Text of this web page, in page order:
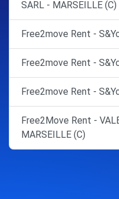
SARL - MARSEILLE (C)
Free2move Rent -
Free2move Rent -
Free2move Rent -
Free2Move Rent -
MARSEILLE (C)